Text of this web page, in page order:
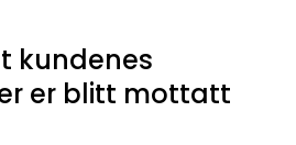
kundenes
er blitt mottatt